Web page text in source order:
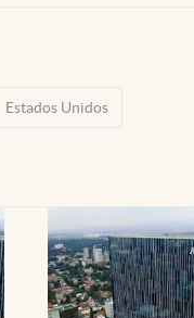
Estados Unidos